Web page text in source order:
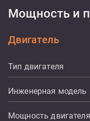
Мощность и
Двигатель
Тип двигателя
Инженерная модель
Мощность двигателя